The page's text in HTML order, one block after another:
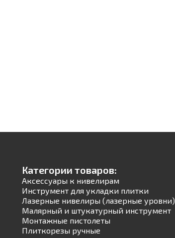
Категории товаров:
Аксессуары к нивелирам
Инструмент для укладки плитки
Лазерные нивелиры (лазерные уровни)
Малярный и штукатурный инструмент
Монтажные пистолеты
Плиткорезы ручные